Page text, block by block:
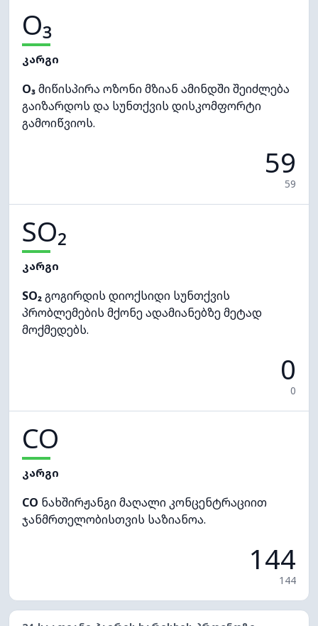
O₃
კარგი
O₃მიწისპირა ოზონი მზიან ამინდში შეიძლება
გაიზარდოს და სუნთქვის დისკომფორტი
გამოიწვიოს.
59
59
SO₂
კარგი
SO₂გოგირდის დიოქსიდი სუნთქვის
პრობლემების მქონე ადამიანებზე მეტად
მოქმედებს.
0
0
CO
კარგი
CO ნახშირჟანგი მაღალი კონცენტრაციით
ჯანმრთელობისთვის საზიანოა.
144
144